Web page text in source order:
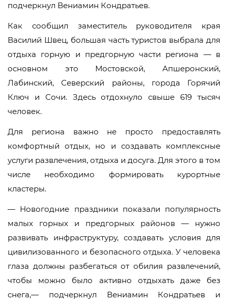
подчеркнул Вениамин Кондратьев.
Как сообщил заместитель руководителя края
Василий Швец, большая часть туристов выбрала для
отдыха горную и предгорную части региона — в
основном это Мостовской, Апшеронский,
Лабинский, Северский районы, города Горячий
Ключ и Сочи. Здесь отдохнуло свыше 619 тысяч
человек.
Для региона важно не просто предоставлять
комфортный отдых, но и создавать комплексные
услуги развлечения, отдыха и досуга. Для этого в том
числе необходимо формировать курортные
кластеры.
— Новогодние праздники показали популярность
малых горных и предгорных районов — нужно
развивать инфраструктуру, создавать условия для
цивилизованного и безопасного отдыха. У человека
глаза должны разбегаться от обилия развлечений,
чтобы можно было активно отдыхать даже без
снега,— подчеркнул Вениамин Кондратьев и